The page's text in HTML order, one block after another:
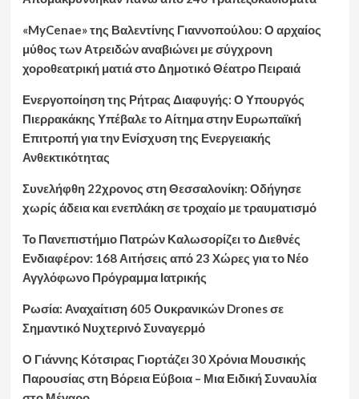
«MyCenae» της Βαλεντίνης Γιαννοπούλου: Ο αρχαίος
μύθος των Ατρειδών αναβιώνει με σύγχρονη
χοροθεατρική ματιά στο Δημοτικό Θέατρο Πειραιά
Ενεργοποίηση της Ρήτρας Διαφυγής: Ο Υπουργός
Πιερρακάκης Υπέβαλε το Αίτημα στην Ευρωπαϊκή
Επιτροπή για την Ενίσχυση της Ενεργειακής
Ανθεκτικότητας
Συνελήφθη 22χρονος στη Θεσσαλονίκη: Οδήγησε
χωρίς άδεια και ενεπλάκη σε τροχαίο με τραυματισμό
Το Πανεπιστήμιο Πατρών Καλωσορίζει το Διεθνές
Ενδιαφέρον: 168 Αιτήσεις από 23 Χώρες για το Νέο
Αγγλόφωνο Πρόγραμμα Ιατρικής
Ρωσία: Αναχαίτιση 605 Ουκρανικών Drones σε
Σημαντικό Νυχτερινό Συναγερμό
Ο Γιάννης Κότσιρας Γιορτάζει 30 Χρόνια Μουσικής
Παρουσίας στη Βόρεια Εύβοια – Μια Ειδική Συναυλία